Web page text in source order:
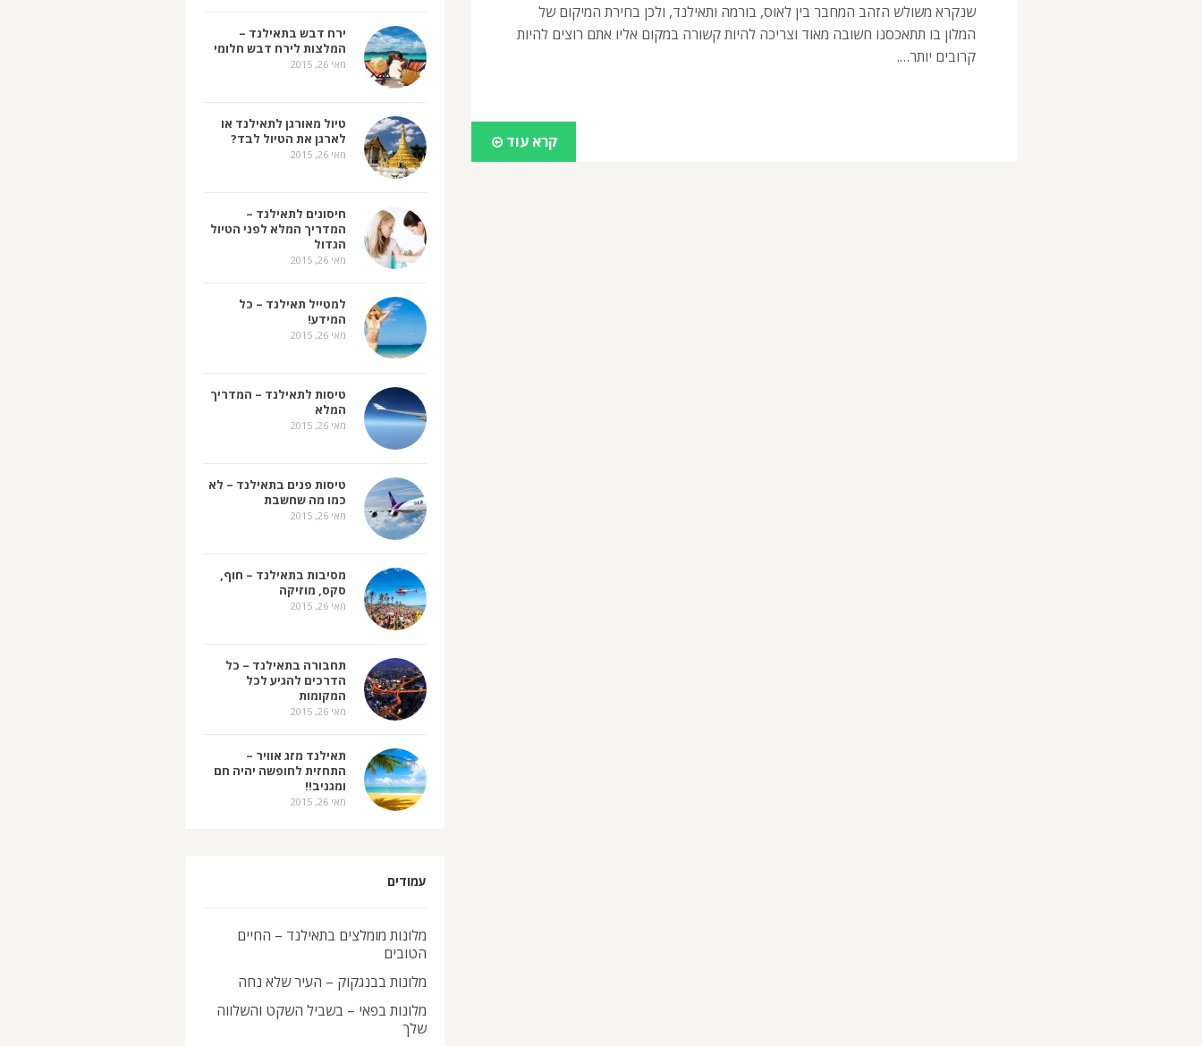
שנקרא משולש הזהב המחבר בין לאוס, בורמה ותאילנד, ולכן בחירת המיקום של
המלון בו תתאכסנו חשובה מאוד וצריכה להיות קשורה במקום אליו אתם רוצים להיות
קרובים יותר….
קרא עוד
ירח דבש בתאילנד –
המלצות לירח דבש חלומי
מאי 26, 2015
טיול מאורגן לתאילנד או
לארגן את הטיול לבד?
מאי 26, 2015
חיסונים לתאילנד –
המדריך המלא לפני הטיול
הגדול
מאי 26, 2015
למטייל תאילנד – כל
המידע!
מאי 26, 2015
טיסות לתאילנד – המדריך
המלא
מאי 26, 2015
טיסות פנים בתאילנד – לא
כמו מה שחשבת
מאי 26, 2015
מסיבות בתאילנד – חוף,
סקס, מוזיקה
מאי 26, 2015
תחבורה בתאילנד – כל
הדרכים להגיע לכל
המקומות
מאי 26, 2015
תאילנד מזג אוויר –
התחזית לחופשה יהיה חם
ומגניב!!
מאי 26, 2015
עמודים
מלונות מומלצים בתאילנד – החיים
הטובים
מלונות בבנגקוק – העיר שלא נחה
מלונות בפאי – בשביל השקט והשלווה
שלך